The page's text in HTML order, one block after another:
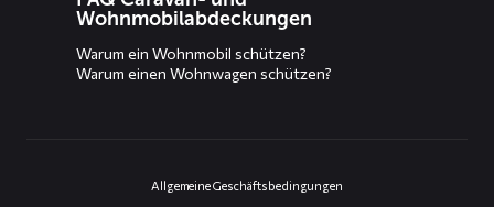
Wohnmobilabdeckungen
Warum ein Wohnmobil schützen?
Warum einen Wohnwagen schützen?
Allgemeine Geschäftsbedingungen